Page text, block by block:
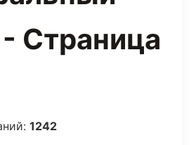
Страница
1242